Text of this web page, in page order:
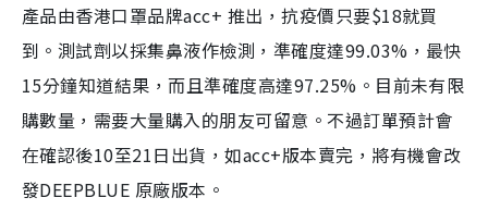
產品由香港口罩品牌acc+ 推出，抗疫價只要$18就買
到。測試劑以採集鼻液作檢測，準確度達99.03%，最快
15分鐘知道結果，而且準確度高達97.25%。目前未有限
購數量，需要大量購入的朋友可留意。不過訂單預計會
在確認後10至21日出貨，如acc+版本賣完，將有機會改
發DEEPBLUE 原廠版本。